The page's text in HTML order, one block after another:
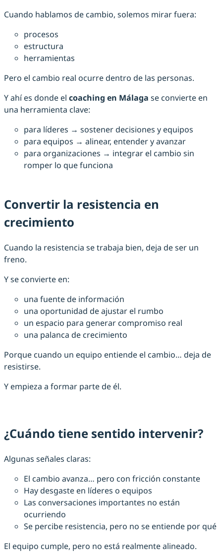
Cuando hablamos de cambio, solemos mirar fuera:
procesos
estructura
herramientas
Pero el cambio real ocurre dentro de las personas.
Y ahí es donde el coaching en Málaga se convierte en
una herramienta clave:
para líderes → sostener decisiones y equipos
para equipos → alinear, entender y avanzar
para organizaciones → integrar el cambio sin
romper lo que funciona
Convertir la resistencia en
crecimiento
Cuando la resistencia se trabaja bien, deja de ser un
freno.
Y se convierte en:
una fuente de información
una oportunidad de ajustar el rumbo
un espacio para generar compromiso real
una palanca de crecimiento
Porque cuando un equipo entiende el cambio… deja de
resistirse.
Y empieza a formar parte de él.
¿Cuándo tiene sentido intervenir?
Algunas señales claras:
El cambio avanza… pero con fricción constante
Hay desgaste en líderes o equipos
Las conversaciones importantes no están
ocurriendo
Se percibe resistencia, pero no se entiende por qué
El equipo cumple, pero no está realmente alineado.